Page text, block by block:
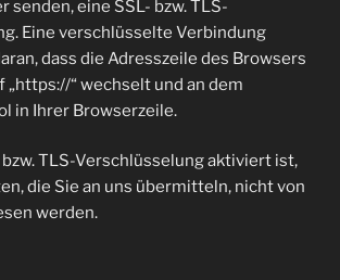
senden, eine SSL- bzw. TLS-
Eine verschlüsselte Verbindung
dass die Adresszeile des Browsers
„https://“ wechselt und an dem
in Ihrer Browserzeile.
TLS-Verschlüsselung aktiviert ist,
die Sie an uns übermitteln, nicht von
werden.